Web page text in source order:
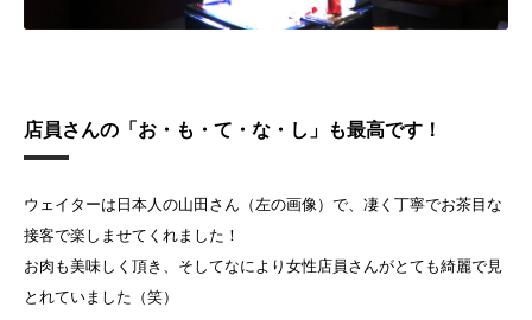
店員さんの「お・も・て・な・し」も最高です！
ウェイターは日本人の山田さん（左の画像）で、凄く丁寧でお茶目な
接客で楽しませてくれました！
お肉も美味しく頂き、そしてなにより女性店員さんがとても綺麗で見
とれていました（笑）